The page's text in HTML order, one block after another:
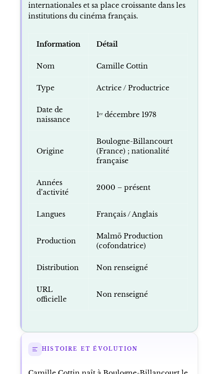
internationales et sa place croissante dans les
institutions du cinéma français.
Information Détail
Nom Camille Cottin
Type Actrice / Productrice
Date de
naissance
1ᵉʳ décembre 1978
Origine
Boulogne-Billancourt
(France) ; nationalité
française
Années
d’activité
2000 – présent
Langues Français / Anglais
Production
Malmö Production
(cofondatrice)
Distribution Non renseigné
URL
officielle
Non renseigné
HISTOIRE ET ÉVOLUTION